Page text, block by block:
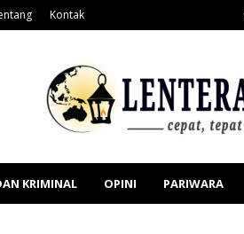
Kontak
KRIMINAL OPINI PARIWARA